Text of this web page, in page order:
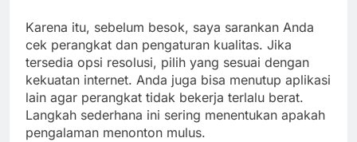
Karena itu, sebelum besok, saya sarankan Anda
cek perangkat dan pengaturan kualitas. Jika
tersedia opsi resolusi, pilih yang sesuai dengan
kekuatan internet. Anda juga bisa menutup aplikasi
lain agar perangkat tidak bekerja terlalu berat.
Langkah sederhana ini sering menentukan apakah
pengalaman menonton mulus.